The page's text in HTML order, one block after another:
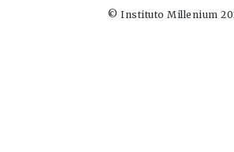
© Instituto Millenium